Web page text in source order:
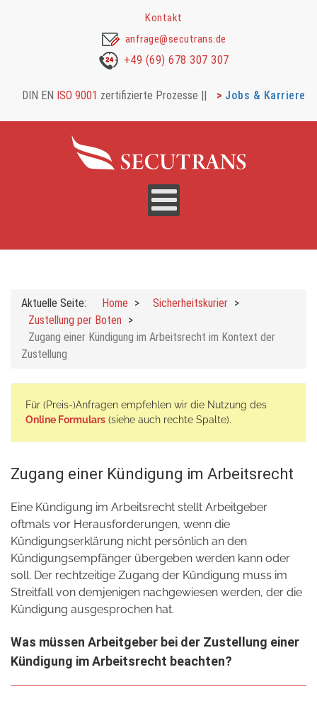
Kontakt
anfrage@secutrans.de
+49 (69) 678 307 307
DIN EN ISO 9001 zertifizierte Prozesse || Jobs & Karriere
Aktuelle Seite: Home
Sicherheitskurier
Zustellung per Boten
Zugang einer Kündigung im Arbeitsrecht im Kontext der
Zustellung
Für (Preis-)Anfragen empfehlen wir die Nutzung des
Online Formulars (siehe auch rechte Spalte).
Zugang einer Kündigung im Arbeitsrecht
Eine Kündigung im Arbeitsrecht stellt Arbeitgeber
oftmals vor Herausforderungen, wenn die
Kündigungserklärung nicht persönlich an den
Kündigungsempfänger übergeben werden kann oder
soll. Der rechtzeitige Zugang der Kündigung muss im
Streitfall von demjenigen nachgewiesen werden, der die
Kündigung ausgesprochen hat.
Was müssen Arbeitgeber bei der Zustellung einer
Kündigung im Arbeitsrecht beachten?